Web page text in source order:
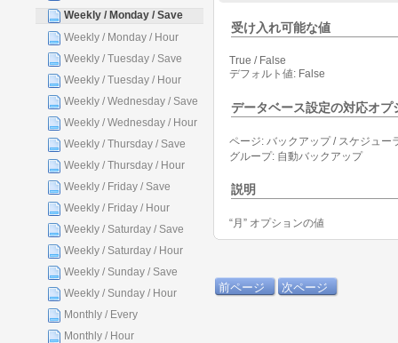
Weekly / Monday / Save
Weekly / Monday / Hour
Weekly / Tuesday / Save
Weekly / Tuesday / Hour
Weekly / Wednesday / Save
Weekly / Wednesday / Hour
Weekly / Thursday / Save
Weekly / Thursday / Hour
Weekly / Friday / Save
Weekly / Friday / Hour
Weekly / Saturday / Save
Weekly / Saturday / Hour
Weekly / Sunday / Save
Weekly / Sunday / Hour
Monthly / Every
Monthly / Hour
受け入れ可能な値
True / False
デフォルト値: False
データベース設定の対応オプ
ページ: バックアップ / スケジュー
グループ: 自動バックアップ
説明
“月” オプションの値
前ページ 次ページ